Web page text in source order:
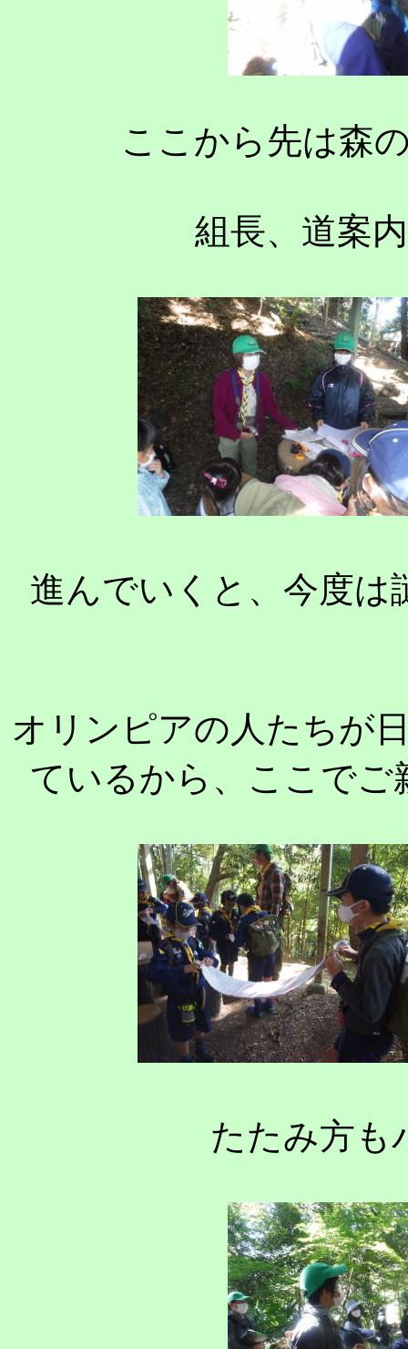
ここから先は森
組長、道案
進んでいくと、今度
オリンピアの人たちが
ているから、ここで
たたみ方も